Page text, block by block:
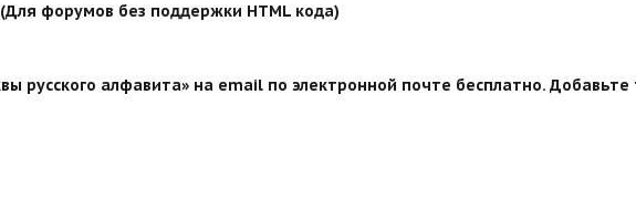
форумов без поддержки HTML кода)
русского алфавита» на email по электронной почте бесплатно. Добавьте